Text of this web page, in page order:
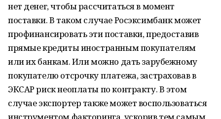
нет денег, чтобы рассчитаться в момент
поставки. В таком случае Росэксимбанк может
профинансировать эти поставки, предоставив
прямые кредиты иностранным покупателям
или их банкам. Или можно дать зарубежному
покупателю отсрочку платежа, застраховав в
ЭКСАР риск неоплаты по контракту. В этом
случае экспортер также может воспользоваться